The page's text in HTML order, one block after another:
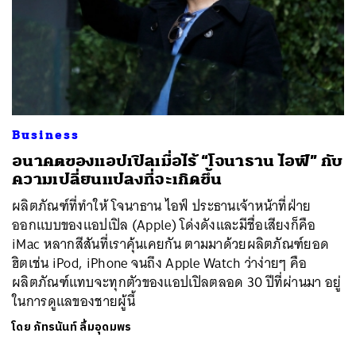
Business
อนาคตของแอปเปิลเมื่อไร้ “โจนาธาน ไอฟ์” กับ
ความเปลี่ยนแปลงที่จะเกิดขึ้น
ผลิตภัณฑ์ที่ทำให้ โจนาธาน ไอฟ์ ประธานเจ้าหน้าที่ฝ่าย
ออกแบบของแอปเปิล (Apple) โด่งดังและมีชื่อเสียงก็คือ
iMac หลากสีสันที่เราคุ้นเคยกัน ตามมาด้วยผลิตภัณฑ์ยอด
ฮิตเช่น iPod, iPhone จนถึง Apple Watch ว่าง่ายๆ คือ
ผลิตภัณฑ์แทบจะทุกตัวของแอปเปิลตลอด 30 ปีที่ผ่านมา อยู่
ในการดูแลของชายผู้นี้
โดย ภัทรนันท์ ลิ้มอุดมพร